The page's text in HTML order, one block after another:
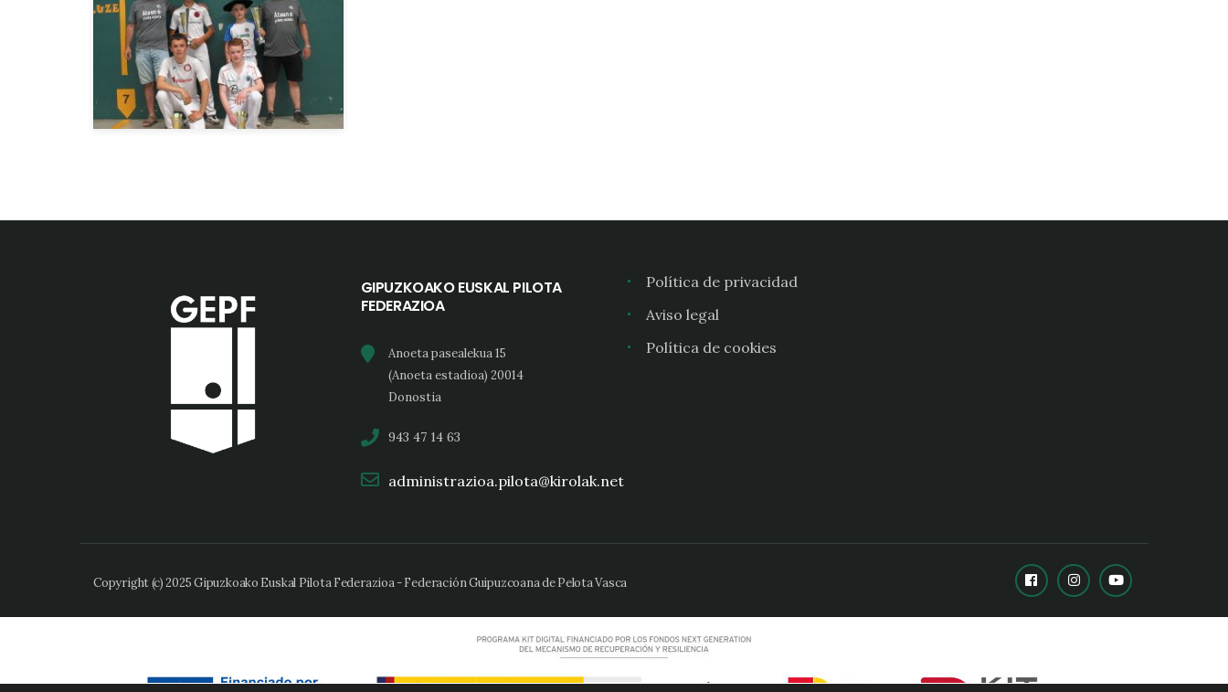
GIPUZKOAKO EUSKAL PILOTA
FEDERAZIOA
Anoeta pasealekua 15
(Anoeta estadioa) 20014
Donostia
943 47 14 63
administrazioa.pilota@kirolak.net
Política de privacidad
Aviso legal
Política de cookies
Copyright (c) 2025 Gipuzkoako Euskal Pilota Federazioa - Federación Guipuzcoana de Pelota Vasca